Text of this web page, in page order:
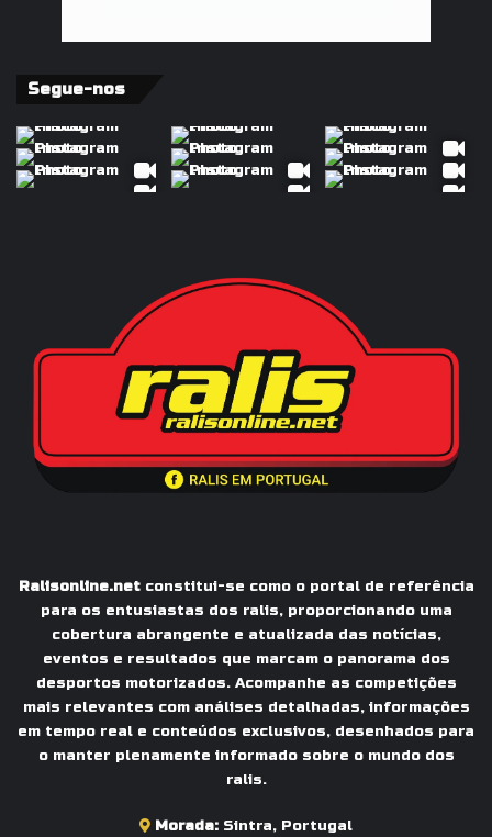
Segue-nos
Ralisonline.netconstitui-se como o portal de referência
para os entusiastas dos ralis, proporcionando uma
cobertura abrangente e atualizada das notícias,
eventos e resultados que marcam o panorama dos
desportos motorizados. Acompanhe as competições
mais relevantes com análises detalhadas, informações
em tempo real e conteúdos exclusivos, desenhados para
o manter plenamente informado sobre o mundo dos
ralis.
Morada: Sintra, Portugal